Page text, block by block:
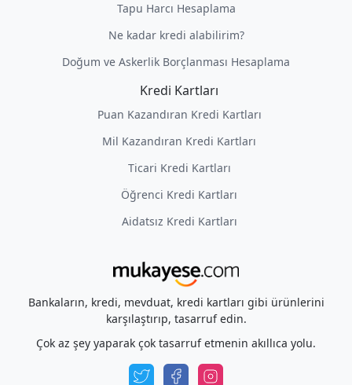
Tapu Harcı Hesaplama
Ne kadar kredi alabilirim?
Doğum ve Askerlik Borçlanması Hesaplama
Kredi Kartları
Puan Kazandıran Kredi Kartları
Mil Kazandıran Kredi Kartları
Ticari Kredi Kartları
Öğrenci Kredi Kartları
Aidatsız Kredi Kartları
Bankaların, kredi, mevduat, kredi kartları gibi ürünlerini
karşılaştırıp, tasarruf edin.
Çok az şey yaparak çok tasarruf etmenin akıllıca yolu.